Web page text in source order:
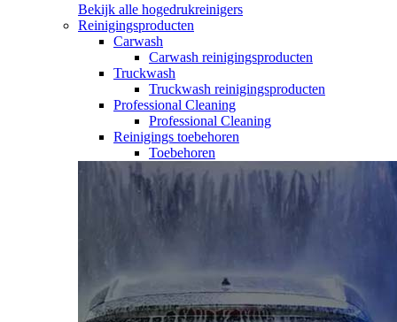
Bekijk alle hogedrukreinigers
Reinigingsproducten
Carwash
Carwash reinigingsproducten
Truckwash
Truckwash reinigingsproducten
Professional Cleaning
Professional Cleaning
Reinigings toebehoren
Toebehoren